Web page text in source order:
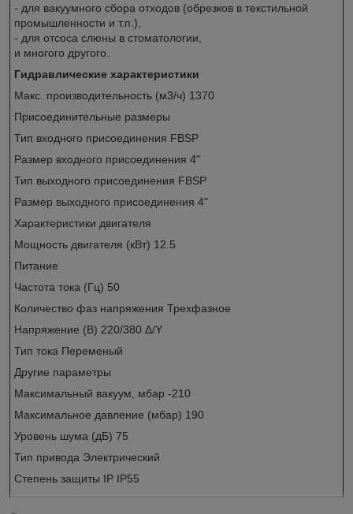
- для вакуумного сбора отходов (обрезков в текстильной
промышленности и т.п.),
- для отсоса слюны в стоматологии,
и многого другого.
Гидравлические характеристики
Макс. производительность (м3/ч) 1370
Присоединительные размеры
Тип входного присоединения FBSP
Размер входного присоединения 4"
Тип выходного присоединения FBSP
Размер выходного присоединения 4"
Характеристики двигателя
Мощность двигателя (кВт) 12.5
Питание
Частота тока (Гц) 50
Количество фаз напряжения Трехфазное
Напряжение (В) 220/380 Δ/Y
Тип тока Переменый
Другие параметры
Максимальный вакуум, мбар -210
Максимальное давление (мбар) 190
Уровень шума (дБ) 75
Тип привода Электрический
Степень защиты IP IP55